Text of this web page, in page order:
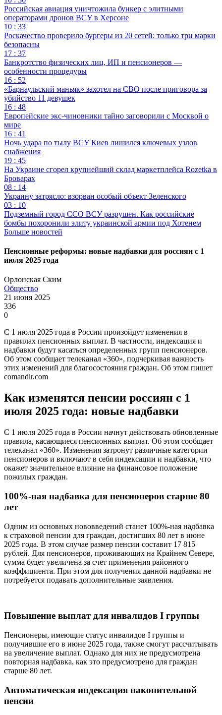
Российская авиация уничтожила бункер с элитными
операторами дронов ВСУ в Херсоне
10 : 33
Роскачество проверило бургеры из 20 сетей: только три марки
безопасны
17 : 37
Банкротство физических лиц, ИП и пенсионеров —
особенности процедуры
16 : 52
«Барнаульский маньяк» захотел на СВО после приговора за
убийство 11 девушек
16 : 48
Европейские экс-чиновники тайно заговорили с Москвой о
мире
16 : 41
Ночь удара по тылу ВСУ Киев лишился ключевых узлов
снабжения
19 : 45
На Украине сгорел крупнейший склад маркетплейса Rozetka в
Броварах
08 : 14
Украину затрясло: взорван особый объект Зеленского
03 : 10
Подземный город ССО ВСУ разрушен. Как российские
бомбы похоронили элиту украинской армии под Хотенем
Больше новостей
Пенсионные реформы: новые надбавки для россиян с 1
июля 2025 года
Орлонская Ским
Общество
21 июня 2025
336
0
С 1 июля 2025 года в России произойдут изменения в
правилах пенсионных выплат. В частности, индексация и
надбавки будут касаться определенных групп пенсионеров.
Об этом сообщает телеканал «360», подчеркивая важность
этих изменений для благосостояния граждан. Об этом пишет
comandir.com
Как изменятся пенсии россиян с 1
июля 2025 года: новые надбавки
С 1 июля 2025 года в России начнут действовать обновленные
правила, касающиеся пенсионных выплат. Об этом сообщает
телеканал «360». Изменения затронут различные категории
пенсионеров и включают в себя индексации и надбавки, что
окажет значительное влияние на финансовое положение
пожилых граждан.
100%-ная надбавка для пенсионеров старше 80
лет
Одним из основных нововведений станет 100%-ная надбавка
к страховой пенсии для граждан, достигших 80 лет в июне
2025 года. В этом случае размер пенсии составит 17 815
рублей. Для пенсионеров, проживающих на Крайнем Севере,
сумма будет увеличена за счет применения районного
коэффициента. При этом для получения данной надбавки не
потребуется подавать дополнительные заявления.
Повышение выплат для инвалидов I группы
Пенсионеры, имеющие статус инвалидов I группы и
получившие его в июне 2025 года, также смогут рассчитывать
на увеличение выплат. Однако для них не предусмотрена
повторная надбавка, как это предусмотрено для граждан
старше 80 лет.
Автоматическая индексация накопительной
пенсии